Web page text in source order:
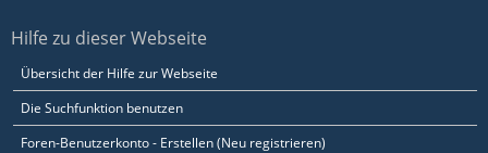
Hilfe zu dieser Webseite
Übersicht der Hilfe zur Webseite
Die Suchfunktion benutzen
Foren-Benutzerkonto - Erstellen (Neu registrieren)